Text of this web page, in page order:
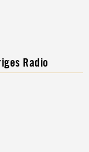
Radio